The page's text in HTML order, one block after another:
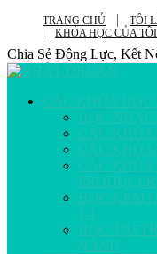
TRANG CHỦ TÔI
KHÓA HỌC CỦA TÔI
Chia Sẻ Động Lực, Kết
CÁC KHÓA
HỌC
CÁC KHÓA
CÁC KHÓA
CÁC KHÓA
HỌC KÈM
1-1
HỌC TẠI
NẴNG